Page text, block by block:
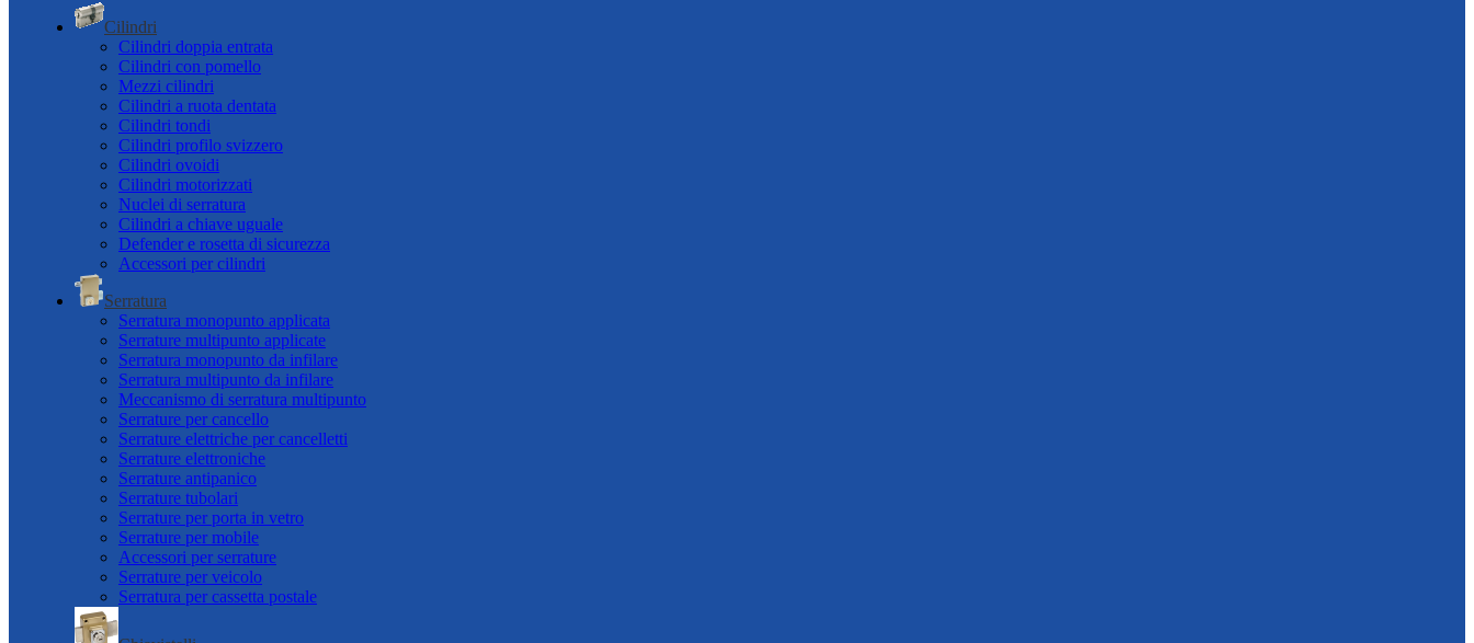
Cilindri
Cilindri doppia entrata
Cilindri con pomello
Mezzi cilindri
Cilindri a ruota dentata
Cilindri tondi
Cilindri profilo svizzero
Cilindri ovoidi
Cilindri motorizzati
Nuclei di serratura
Cilindri a chiave uguale
Defender e rosetta di sicurezza
Accessori per cilindri
Serratura
Serratura monopunto applicata
Serrature multipunto applicate
Serratura monopunto da infilare
Serratura multipunto da infilare
Meccanismo di serratura multipunto
Serrature per cancello
Serrature elettriche per cancelletti
Serrature elettroniche
Serrature antipanico
Serrature tubolari
Serrature per porta in vetro
Serrature per mobile
Accessori per serrature
Serrature per veicolo
Serratura per cassetta postale